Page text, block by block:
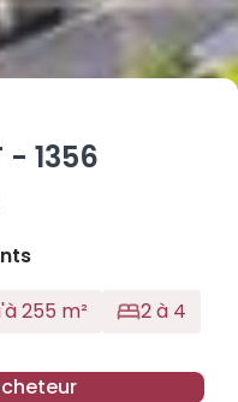
- 1356
255 m² 2 à 4